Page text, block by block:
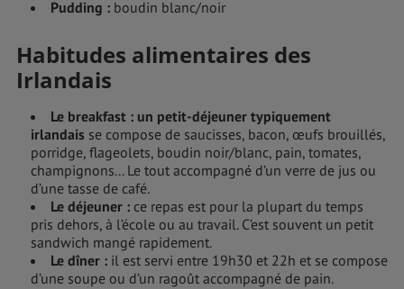
Pudding : boudin blanc/noir
Habitudes alimentaires des
Irlandais
Le breakfast : un petit-déjeuner typiquement
irlandais se compose de saucisses, bacon, œufs brouillés,
porridge, flageolets, boudin noir/blanc, pain, tomates,
champignons... Le tout accompagné d’un verre de jus ou
d’une tasse de café.
Le déjeuner : ce repas est pour la plupart du temps
pris dehors, à l’école ou au travail. C’est souvent un petit
sandwich mangé rapidement.
Le dîner : il est servi entre 19h30 et 22h et se compose
d’une soupe ou d’un ragoût accompagné de pain.